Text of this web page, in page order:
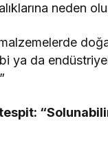
neden
ya da